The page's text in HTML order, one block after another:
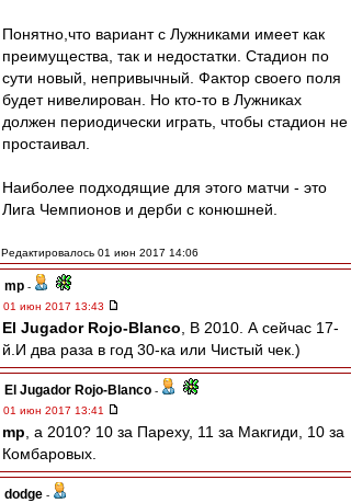
Понятно,что вариант с Лужниками имеет как
преимущества, так и недостатки. Стадион по
сути новый, непривычный. Фактор своего поля
будет нивелирован. Но кто-то в Лужниках
должен периодически играть, чтобы стадион не
простаивал.
Наиболее подходящие для этого матчи - это
Лига Чемпионов и дерби с конюшней.
Редактировалось 01 июн 2017 14:06
mp -
01 июн 2017 13:43
El Jugador Rojo-Blanco , В 2010. А сейчас 17-
й.И два раза в год 30-ка или Чистый чек.)
El Jugador Rojo-Blanco -
01 июн 2017 13:41
mp , а 2010? 10 за Пареху, 11 за Макгиди, 10 за
Комбаровых.
dodge -